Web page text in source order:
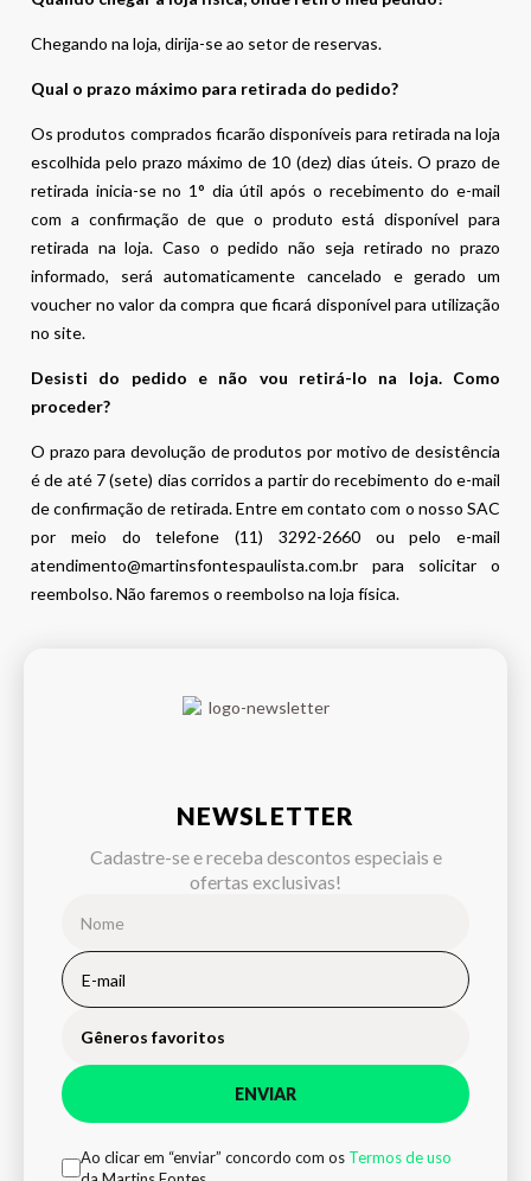
Chegando na loja, dirija-se ao setor de reservas.
Qual o prazo máximo para retirada do pedido?
Os produtos comprados ficarão disponíveis para retirada na loja
escolhida pelo prazo máximo de 10 (dez) dias úteis. O prazo de
retirada inicia-se no 1° dia útil após o recebimento do e-mail
com a confirmação de que o produto está disponível para
retirada na loja. Caso o pedido não seja retirado no prazo
informado, será automaticamente cancelado e gerado um
voucher no valor da compra que ficará disponível para utilização
no site.
Desisti do pedido e não vou retirá-lo na loja. Como
proceder?
O prazo para devolução de produtos por motivo de desistência
é de até 7 (sete) dias corridos a partir do recebimento do e-mail
de confirmação de retirada. Entre em contato com o nosso SAC
por meio do telefone (11) 3292-2660 ou pelo e-mail
atendimento@martinsfontespaulista.com.br para solicitar o
reembolso. Não faremos o reembolso na loja física.
NEWSLETTER
Cadastre-se e receba descontos especiais e
ofertas exclusivas!
Gêneros favoritos
ENVIAR
Ao clicar em “enviar” concordo com os Termos de uso